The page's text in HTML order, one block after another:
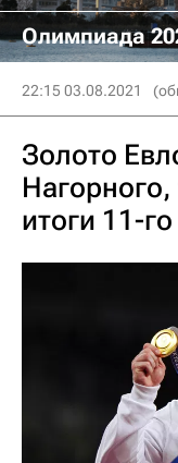
Олимпиада
22:15 03.08.2021
Золото
итоги 11-